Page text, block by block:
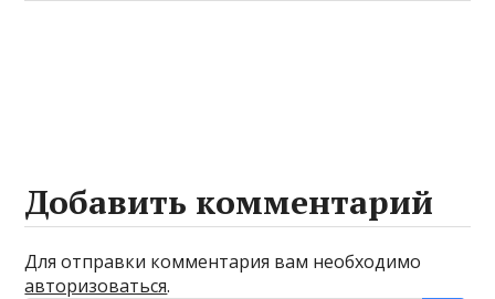
Добавить комментарий
Для отправки комментария вам необходимо
авторизоваться.